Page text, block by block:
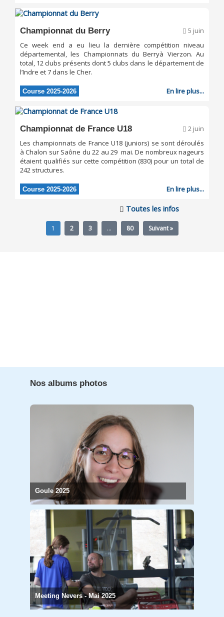
Championnat du Berry
5 juin
Ce week end a eu lieu la dernière compétition niveau
départemental, les Championnats du Berryà Vierzon. Au
total, 12 clubs présents dont 5 clubs dans le département de
l’Indre et 7 dans le Cher.
Course 2025-2026 En lire plus...
Championnat de France U18
2 juin
Les championnats de France U18 (juniors) se sont déroulés
à Chalon sur Saône du 22 au 29 mai. De nombreux nageurs
étaient qualifiés sur cette compétition (830) pour un total de
242 structures.
Course 2025-2026 En lire plus...
Toutes les infos
1 2 3 … 80 Suivant »
Nos albums photos
Goule 2025
Meeting Nevers - Mai 2025